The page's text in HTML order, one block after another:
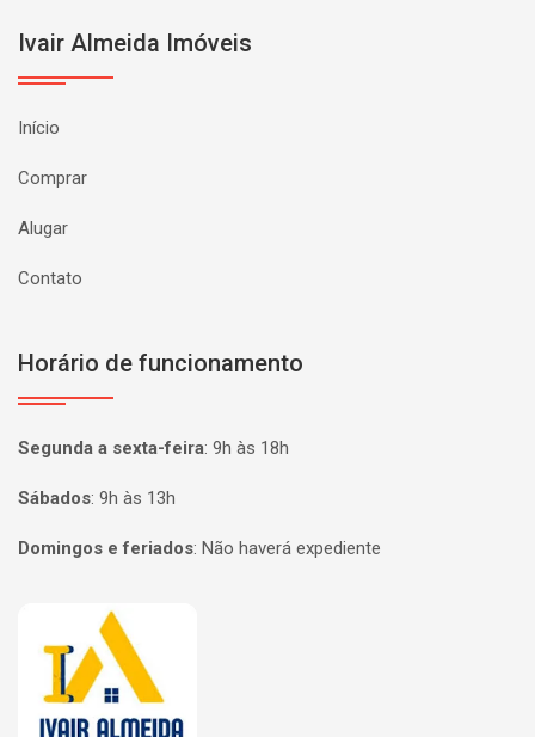
Ivair Almeida Imóveis
Início
Comprar
Alugar
Contato
Horário de funcionamento
Segunda a sexta-feira: 9h às 18h
Sábados: 9h às 13h
Domingos e feriados: Não haverá expediente
Página inicial